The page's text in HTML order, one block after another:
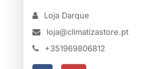
Loja Darque
loja@climatizastore.pt
+351969806812